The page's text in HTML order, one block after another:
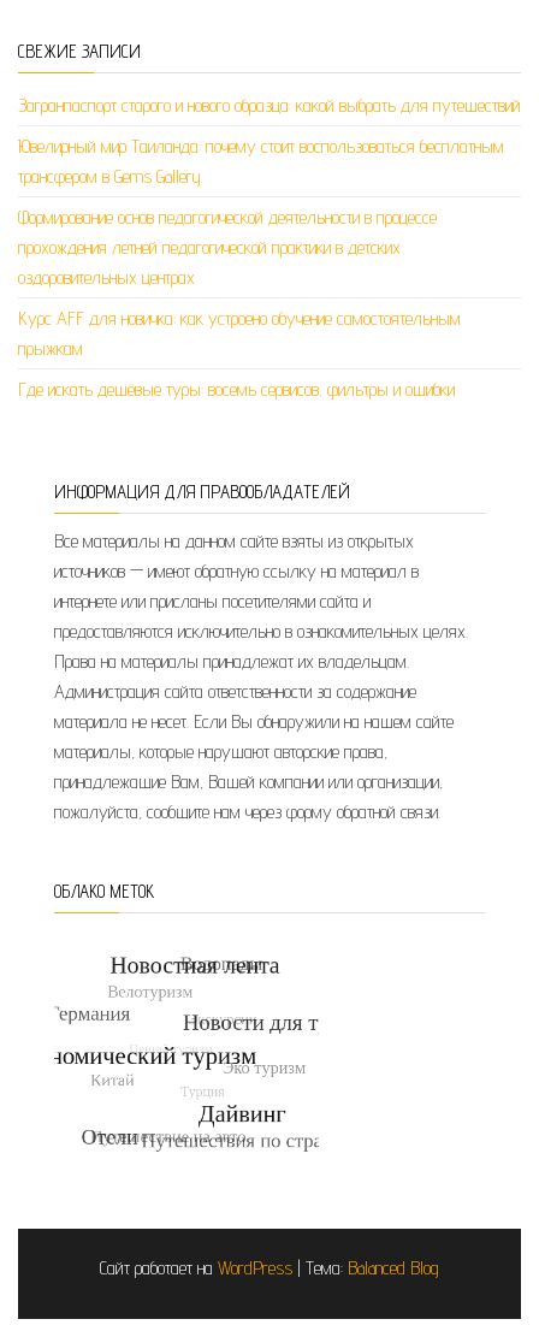
СВЕЖИЕ ЗАПИСИ
Загранпаспорт старого и нового образца: какой выбрать для путешествий
Ювелирный мир Таиланда: почему стоит воспользоваться бесплатным
трансфером в Gems Gallery
Формирование основ педагогической деятельности в процессе
прохождения летней педагогической практики в детских
оздоровительных центрах
Курс AFF для новичка: как устроено обучение самостоятельным
прыжкам
Где искать дешёвые туры: восемь сервисов, фильтры и ошибки
ИНФОРМАЦИЯ ДЛЯ ПРАВООБЛАДАТЕЛЕЙ
Все материалы на данном сайте взяты из открытых
источников — имеют обратную ссылку на материал в
интернете или присланы посетителями сайта и
предоставляются исключительно в ознакомительных целях.
Права на материалы принадлежат их владельцам.
Администрация сайта ответственности за содержание
материала не несет. Если Вы обнаружили на нашем сайте
материалы, которые нарушают авторские права,
принадлежащие Вам, Вашей компании или организации,
пожалуйста, сообщите нам через форму обратной связи.
ОБЛАКО МЕТОК
Сайт работает на WordPress | Тема: Balanced Blog